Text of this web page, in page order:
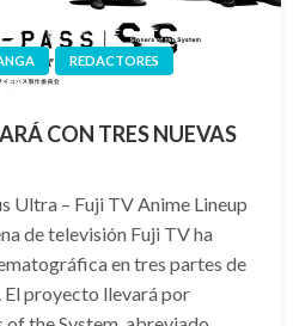
REDACTORES
CON TRES NUEVAS
Ultra – Fuji TV Anime Lineup
de televisión Fuji TV ha
en tres partes de
El proyecto llevará por